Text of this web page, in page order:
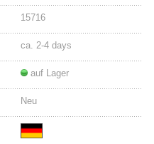
15716
ca. 2-4 days
auf Lager
Neu